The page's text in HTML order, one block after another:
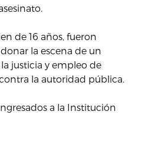
de 16 años, fueron
la escena de un
justicia y empleo de
la autoridad pública.
a la Institución